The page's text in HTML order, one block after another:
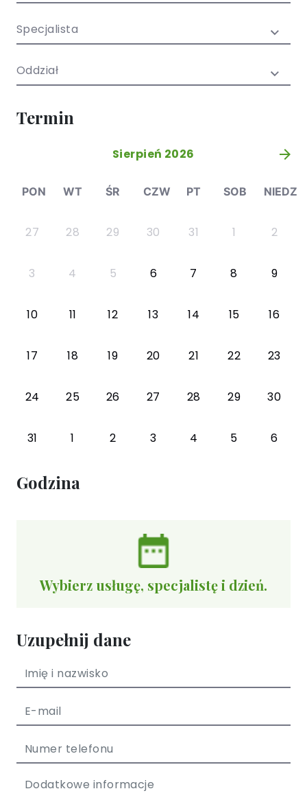
młodzieży
Specjalista
Oddział
Termin
Sierpień 2026 »
PON WT ŚR CZW PT SOB NIEDZ
27 28 29 30 31 1 2
3 4 5 6 7 8 9
10 11 12 13 14 15 16
17 18 19 20 21 22 23
24 25 26 27 28 29 30
31 1 2 3 4 5 6
Godzina
Wybierz usługę, specjalistę i dzień.
Uzupełnij dane